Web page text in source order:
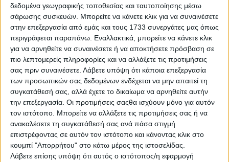
δεδομένα γεωγραφικής τοποθεσίας και ταυτοποίησης μέσω
σάρωσης συσκευών. Μπορείτε να κάνετε κλικ για να συναινέσετε
στην επεξεργασία από εμάς και τους 1733 συνεργάτες μας όπως
περιγράφεται παραπάνω. Εναλλακτικά, μπορείτε να κάνετε κλικ
για να αρνηθείτε να συναινέσετε ή να αποκτήσετε πρόσβαση σε
πιο λεπτομερείς πληροφορίες και να αλλάξετε τις προτιμήσεις
σας πριν συναινέσετε. Λάβετε υπόψη ότι κάποια επεξεργασία
των προσωπικών σας δεδομένων ενδέχεται να μην απαιτεί τη
συγκατάθεσή σας, αλλά έχετε το δικαίωμα να αρνηθείτε αυτήν
την επεξεργασία. Οι προτιμήσεις σαςθα ισχύουν μόνο για αυτόν
τον ιστότοπο. Μπορείτε να αλλάξετε τις προτιμήσεις σας ή να
ανακαλέσετε τη συγκατάθεσή σας ανά πάσα στιγμή
επιστρέφοντας σε αυτόν τον ιστότοπο και κάνοντας κλικ στο
κουμπί "Απορρήτου" στο κάτω μέρος της ιστοσελίδας.
Λάβετε επίσης υπόψη ότι αυτός ο ιστότοπος/η εφαρμογή
Η μόνη παγκρήτια εφημερίδα δωρεάν αγγελιών, από το 1995!
Κυκλοφορεί κάθε Δευτέρα στα περίπτερα όλης της Κρήτης.